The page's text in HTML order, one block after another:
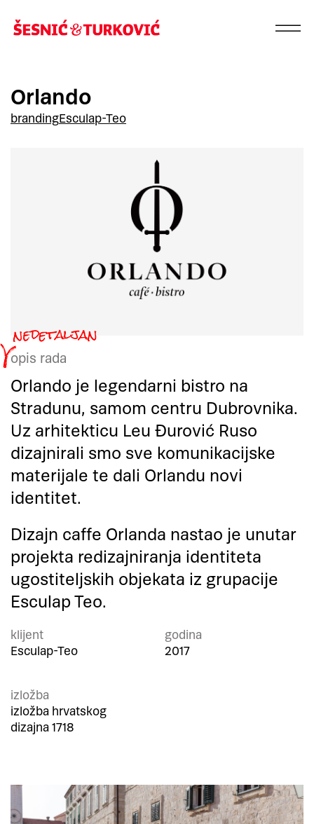
Orlando
brandingEsculap-Teo
opis rada
Orlando je legendarni bistro na
Stradunu, samom centru Dubrovnika.
Uz arhitekticu Leu Đurović Ruso
dizajnirali smo sve komunikacijske
materijale te dali Orlandu novi
identitet.
Dizajn caffe Orlanda nastao je unutar
projekta redizajniranja identiteta
ugostiteljskih objekata iz grupacije
Esculap Teo.
klijent
Esculap-Teo
godina
2017
izložba
izložba hrvatskog
dizajna 1718